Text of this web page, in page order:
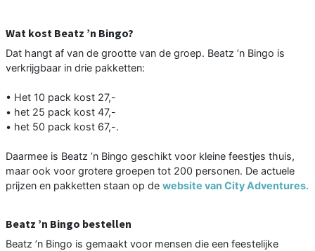
Wat kost Beatz ’n Bingo?
Dat hangt af van de grootte van de groep. Beatz ’n Bingo is
verkrijgbaar in drie pakketten:
• Het 10 pack kost 27,-
• het 25 pack kost 47,-
• het 50 pack kost 67,-.
Daarmee is Beatz ’n Bingo geschikt voor kleine feestjes thuis,
maar ook voor grotere groepen tot 200 personen. De actuele
prijzen en pakketten staan op de website van City Adventures.
Beatz ’n Bingo bestellen
Beatz ’n Bingo is gemaakt voor mensen die een feestelijke